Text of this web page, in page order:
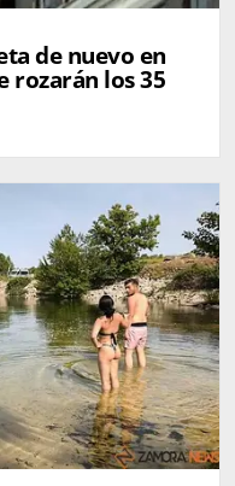
de nuevo en
rozarán los 35